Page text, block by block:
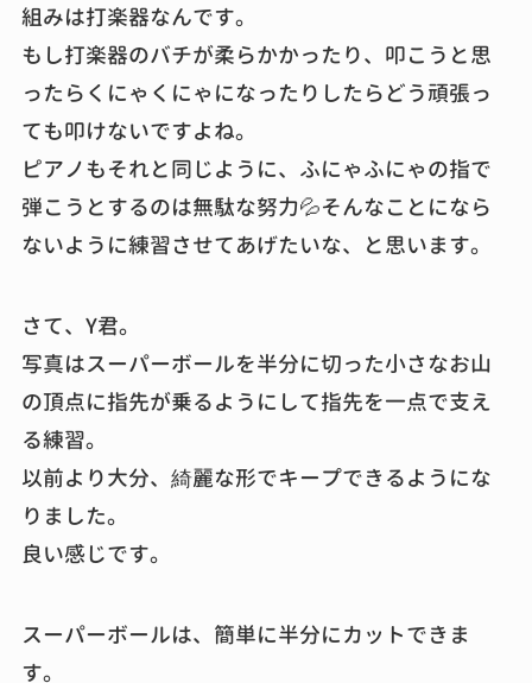
組みは打楽器なんです。
もし打楽器のバチが柔らかかったり、叩こうと思
ったらくにゃくにゃになったりしたらどう頑張っ
ても叩けないですよね。
ピアノもそれと同じように、ふにゃふにゃの指で
弾こうとするのは無駄な努力💦そんなことになら
ないように練習させてあげたいな、と思います。
さて、Y君。
写真はスーパーボールを半分に切った小さなお山
の頂点に指先が乗るようにして指先を一点で支え
る練習。
以前より大分、綺麗な形でキープできるようにな
りました。
良い感じです。
スーパーボールは、簡単に半分にカットできま
す。